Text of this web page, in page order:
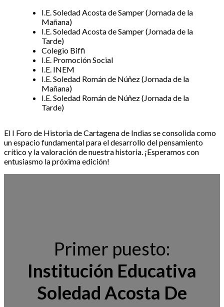
I.E. Soledad Acosta de Samper (Jornada de la
Mañana)
I.E. Soledad Acosta de Samper (Jornada de la
Tarde)
Colegio Biffi
I.E. Promoción Social
I.E. INEM
I.E. Soledad Román de Núñez (Jornada de la
Mañana)
I.E. Soledad Román de Núñez (Jornada de la
Tarde)
El I Foro de Historia de Cartagena de Indias se consolida como
un espacio fundamental para el desarrollo del pensamiento
crítico y la valoración de nuestra historia. ¡Esperamos con
entusiasmo la próxima edición!
Primer puesto:
Institución Educativa
Soledad Acosta De